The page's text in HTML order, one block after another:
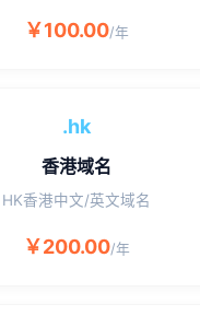
￥100.00/年
.hk
香港域名
HK香港中文/英文域名
￥200.00/年